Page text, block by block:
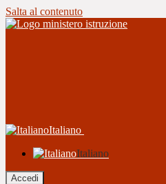
Salta al contenuto
Italiano
Italiano
Accedi